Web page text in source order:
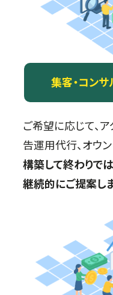
集客・コンサ
ご希望に応じて、
告運用代行、オウ
構築して終わりで
継続的にご提案し